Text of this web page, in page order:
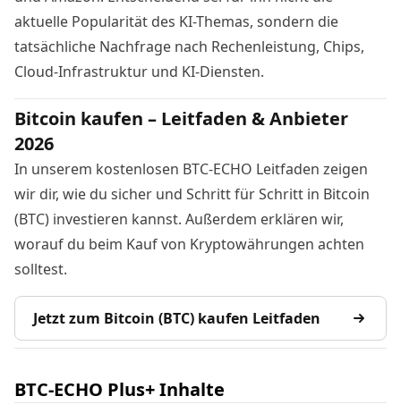
aktuelle Popularität des KI-Themas, sondern die
tatsächliche Nachfrage nach Rechenleistung, Chips,
Cloud-Infrastruktur und KI-Diensten.
Bitcoin kaufen – Leitfaden & Anbieter
2026
In unserem kostenlosen BTC-ECHO Leitfaden zeigen
wir dir, wie du sicher und Schritt für Schritt in Bitcoin
(BTC) investieren kannst. Außerdem erklären wir,
worauf du beim Kauf von Kryptowährungen achten
solltest.
Jetzt zum Bitcoin (BTC) kaufen Leitfaden
BTC-ECHO Plus+ Inhalte